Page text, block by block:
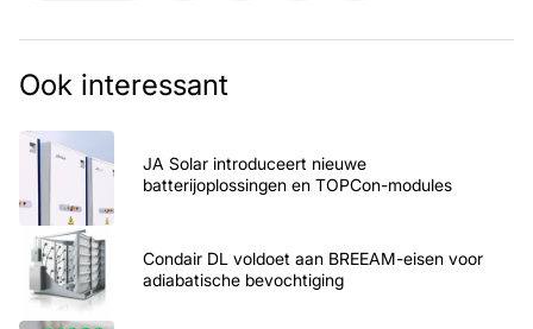
Ook interessant
JA Solar introduceert nieuwe
batterijoplossingen en TOPCon-modules
Condair DL voldoet aan BREEAM-eisen voor
adiabatische bevochtiging